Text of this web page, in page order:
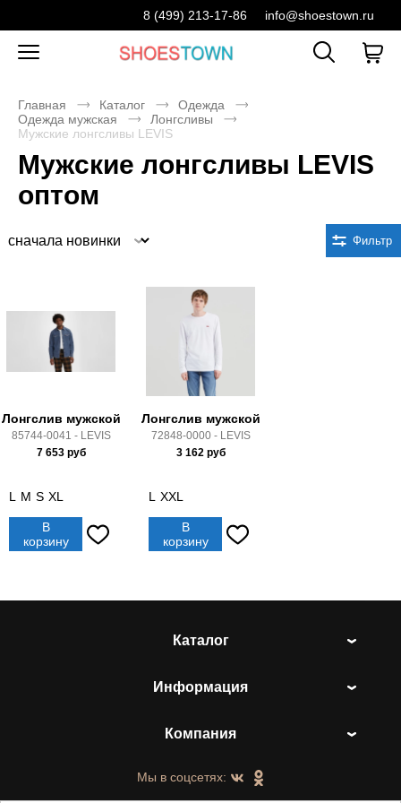
8 (499) 213-17-86 info@shoestown.ru
Главная Каталог
Одежда
Одежда мужская
Лонгсливы
Мужские лонгсливы LEVIS
Мужские лонгсливы LEVIS
оптом
Фильтр
Лонгслив мужской
85744-0041 - LEVIS
7 653руб
L M S XL
В
корзину
Лонгслив мужской
72848-0000 - LEVIS
3 162руб
L XXL
В
корзину
Каталог
Информация
Компания
Мы в соцсетях: